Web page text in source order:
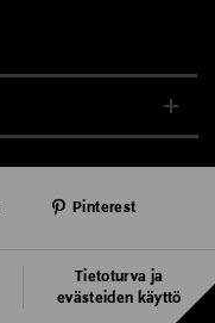
Tietoturva ja
evästeiden käyttö
Pinterest